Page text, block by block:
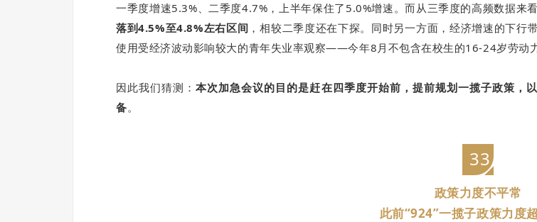
一季度增速5.3%、二季度4.7%，上半年保住了5.0%增速。而从三季度的高频数据来
落到4.5%至4.8%左右区间 ，相较二季度还在下探。同时另一方面，经济增速的下行
使用受经济波动影响较大的青年失业率观察——今年8月不包含在校生的16-24岁劳动
因此我们猜测：本次加急会议的目的是赶在四季度开始前，提前规划一揽子政策，
备。
33
政策力度不平常
此前“924”一揽子政策力度